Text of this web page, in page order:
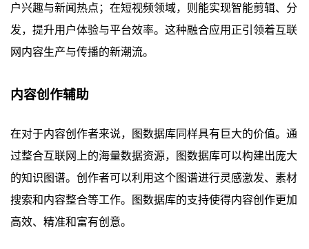
户兴趣与新闻热点；在短视频领域，则能实现智能剪辑、分
发，提升用户体验与平台效率。这种融合应用正引领着互联
网内容生产与传播的新潮流。
内容创作辅助
在对于内容创作者来说，图数据库同样具有巨大的价值。通
过整合互联网上的海量数据资源，图数据库可以构建出庞大
的知识图谱。创作者可以利用这个图谱进行灵感激发、素材
搜索和内容整合等工作。图数据库的支持使得内容创作更加
高效、精准和富有创意。